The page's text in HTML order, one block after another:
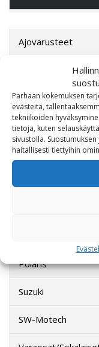
Parhaan kokemuksen
evästeitä,
tekniikoiden
tietoja, kuten
sivustolla.
haitallisesti tiettyihin
Ajovarusteet
Ducati
Harley-Davidson
Indian Motorcycle
Polaris
Suzuki
SW-Motech